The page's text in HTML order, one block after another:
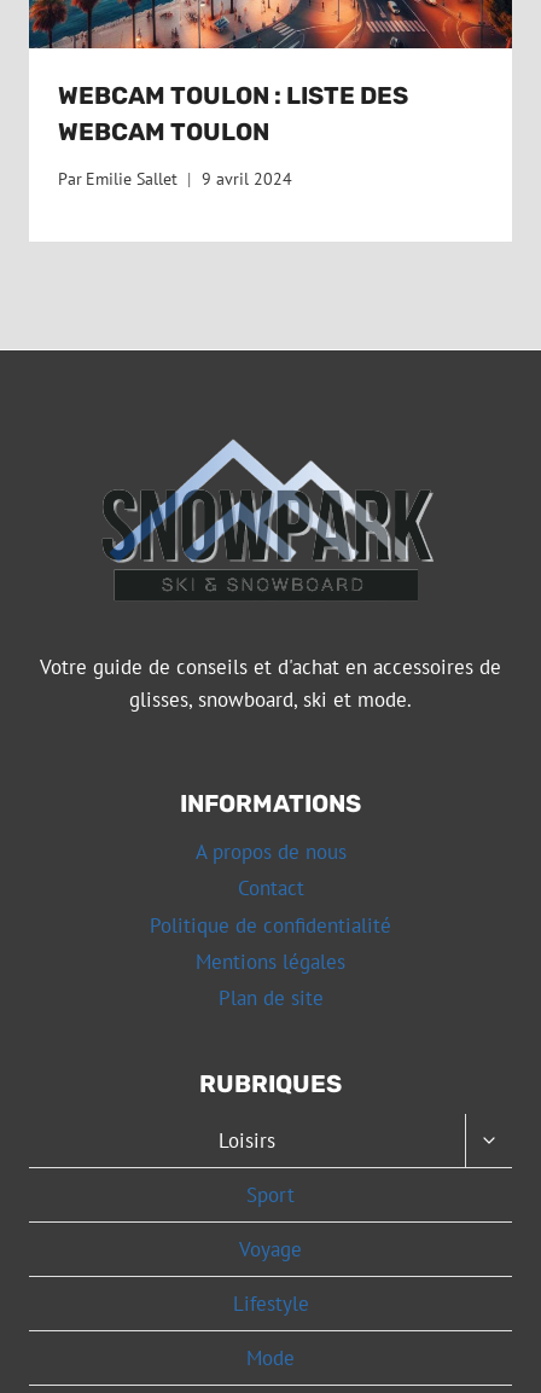
WEBCAM TOULON : LISTE DES
WEBCAM TOULON
Par Emilie Sallet 9 avril 2024
Votre guide de conseils et d'achat en accessoires de
glisses, snowboard, ski et mode.
INFORMATIONS
A propos de nous
Contact
Politique de confidentialité
Mentions légales
Plan de site
RUBRIQUES
Loisirs
Sport
Voyage
Lifestyle
Mode